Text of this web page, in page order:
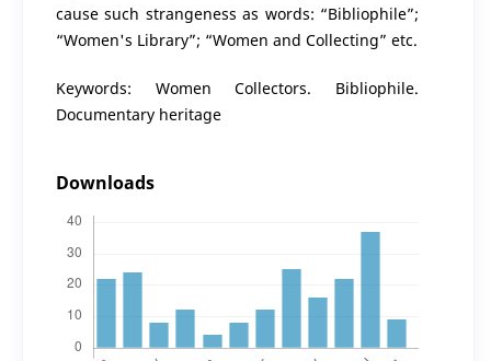
cause such strangeness as words: “Bibliophile”;
“Women's Library”; “Women and Collecting” etc.
Keywords: Women Collectors. Bibliophile.
Documentary heritage
Downloads